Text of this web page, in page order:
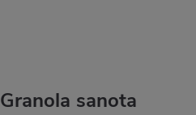
Granola sanota